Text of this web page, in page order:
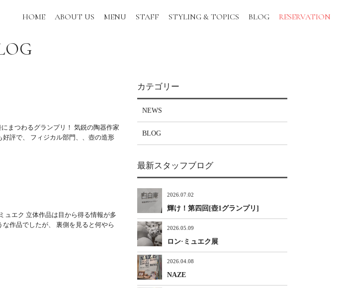
HOME ABOUT US MENU STAFF STYLING & TOPICS BLOG RESERVATION
まつわるグランプリ！ 気鋭の陶器作家
評で、 フィジカル部門、、壺の造形
ュエク 立体作品は目から得る情報が多
作品でしたが、 裏側を見ると何やら
カテゴリー
NEWS
BLOG
最新スタッフブログ
2026.07.02
輝け！第四回[壺1グランプリ]
2026.05.09
ロン·ミュエク展
2026.04.08
NAZE